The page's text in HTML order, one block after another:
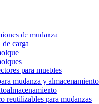
de mudanza
carga
para muebles
mudanza y almacenamiento
reutilizables para mudanzas